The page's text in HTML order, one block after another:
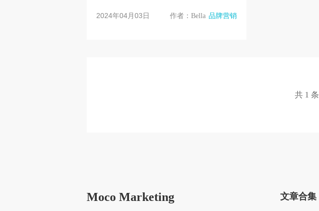
些营销动作。
2024年04月03日 作者：Bella 品牌营销
共 1 条
Moco Marketing 文章合集